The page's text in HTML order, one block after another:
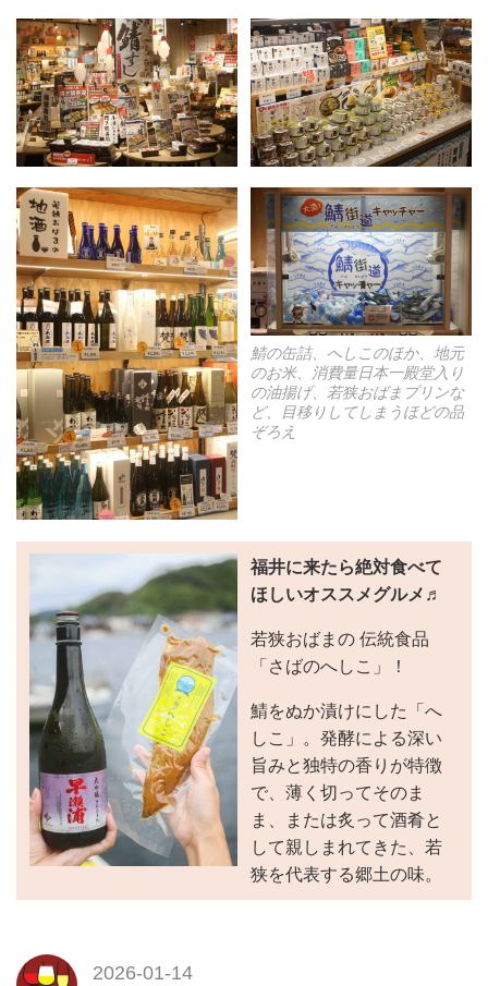
鯖の缶詰、へしこのほか、地元
のお米、消費量日本一殿堂入り
の油揚げ、若狭おばまプリンな
ど、目移りしてしまうほどの品
ぞろえ
福井に来たら絶対食べて
ほしいオススメグルメ♬
若狭おばまの 伝統食品
「さばのへしこ」！
鯖をぬか漬けにした「へ
しこ」。発酵による深い
旨みと独特の香りが特徴
で、薄く切ってそのま
ま、または炙って酒肴と
して親しまれてきた、若
狭を代表する郷土の味。
2026-01-14